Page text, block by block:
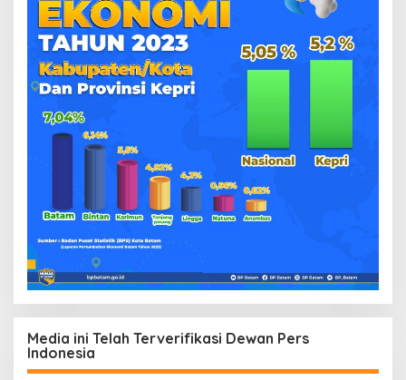
Media ini Telah Terverifikasi Dewan Pers
Indonesia